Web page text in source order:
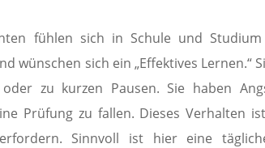
fühlen sich in Schule und
wünschen sich ein „Effektives Lernen.“
zu kurzen Pausen. Sie haben
Prüfung zu fallen. Dieses Verhalten
Sinnvoll ist hier eine